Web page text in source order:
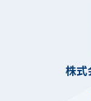
株式